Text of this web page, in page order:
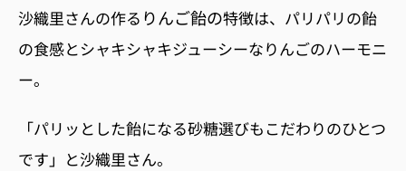
沙織里さんの作る りんご飴の特徴は、パリパリの飴
の食感とシャキシャキジューシーなりんごのハーモニ
ー。
「パリッとした飴になる砂糖選びもこだわりのひとつ
です」と沙織里さん。